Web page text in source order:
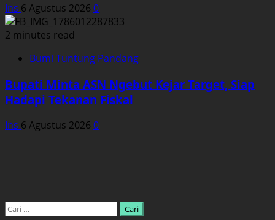
Ins 6 Agustus 2026 0
2 minutes read
Bumi Tuntung Pandang
Bupati Minta ASN Ngebut Kejar Target, Siap
Hadapi Tekanan Fiskal
Ins 6 Agustus 2026 0
Cari